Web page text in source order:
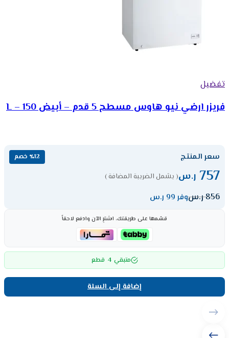
تفضيل
فريزر ارضي نيو هاوس مسطح 5 قدم – أبيض 150 – L
سعر المنتج ٪12 خصم
757 ر.س( يشمل الضريبة المضافة )
856ر.سوفر 99 ر.س
قسّمها على طريقتك، اشترِ الآن وادفع لاحقاً
متبقي 4 قطع
إضافة إلى السلة